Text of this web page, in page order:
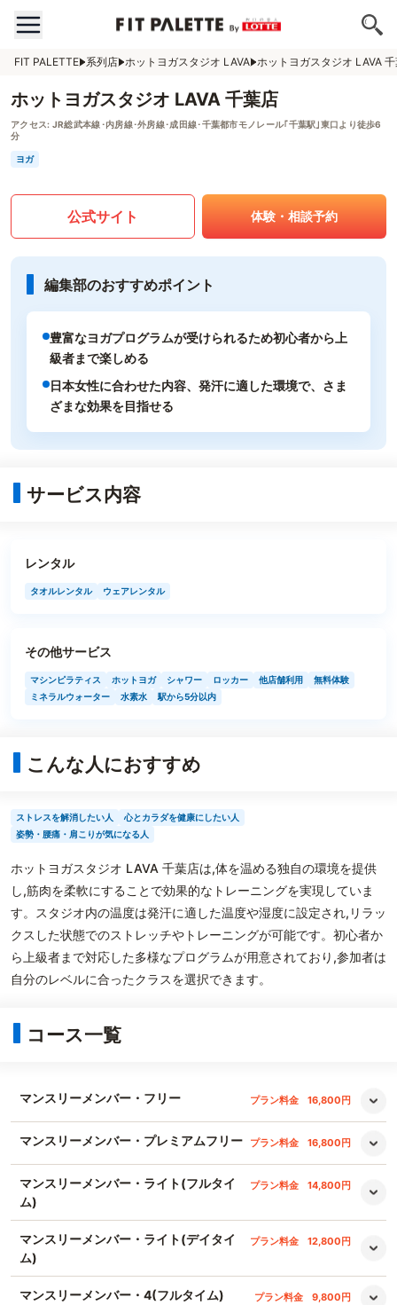
FIT PALETTE 系列店 ホットヨガスタジオ LAVA ホットヨガスタジオ LAVA
ホットヨガスタジオ LAVA 千葉店
アクセス: JR総武本線･内房線･外房線･成田線･千葉都市モノレール｢千葉駅｣東口より徒歩6
分
ヨガ
公式サイト 体験・相談予約
編集部のおすすめポイント
豊富なヨガプログラムが受けられるため初心者から上
級者まで楽しめる
日本女性に合わせた内容、発汗に適した環境で、さま
ざまな効果を目指せる
サービス内容
レンタル
タオルレンタル ウェアレンタル
その他サービス
マシンピラティス ホットヨガ シャワー ロッカー 他店舗利用
無料体験
ミネラルウォーター
水素水 駅から5分以内
こんな人におすすめ
ストレスを解消したい人
心とカラダを健康にしたい人
姿勢・腰痛・肩こりが気になる人
ホットヨガスタジオ LAVA 千葉店は,体を温める独自の環境を提供
し,筋肉を柔軟にすることで効果的なトレーニングを実現していま
す。スタジオ内の温度は発汗に適した温度や湿度に設定され,リラッ
クスした状態でのストレッチやトレーニングが可能です。初心者か
ら上級者まで対応した多様なプログラムが用意されており,参加者は
自分のレベルに合ったクラスを選択できます。
コース一覧
マンスリーメンバー・フリー プラン料金 16,800円
マンスリーメンバー・プレミアムフリー プラン料金 16,800円
マンスリーメンバー・ライト(フルタイ
ム)
プラン料金 14,800円
マンスリーメンバー・ライト(デイタイ
ム)
プラン料金 12,800円
マンスリーメンバー・4(フルタイム) プラン料金 9,800円